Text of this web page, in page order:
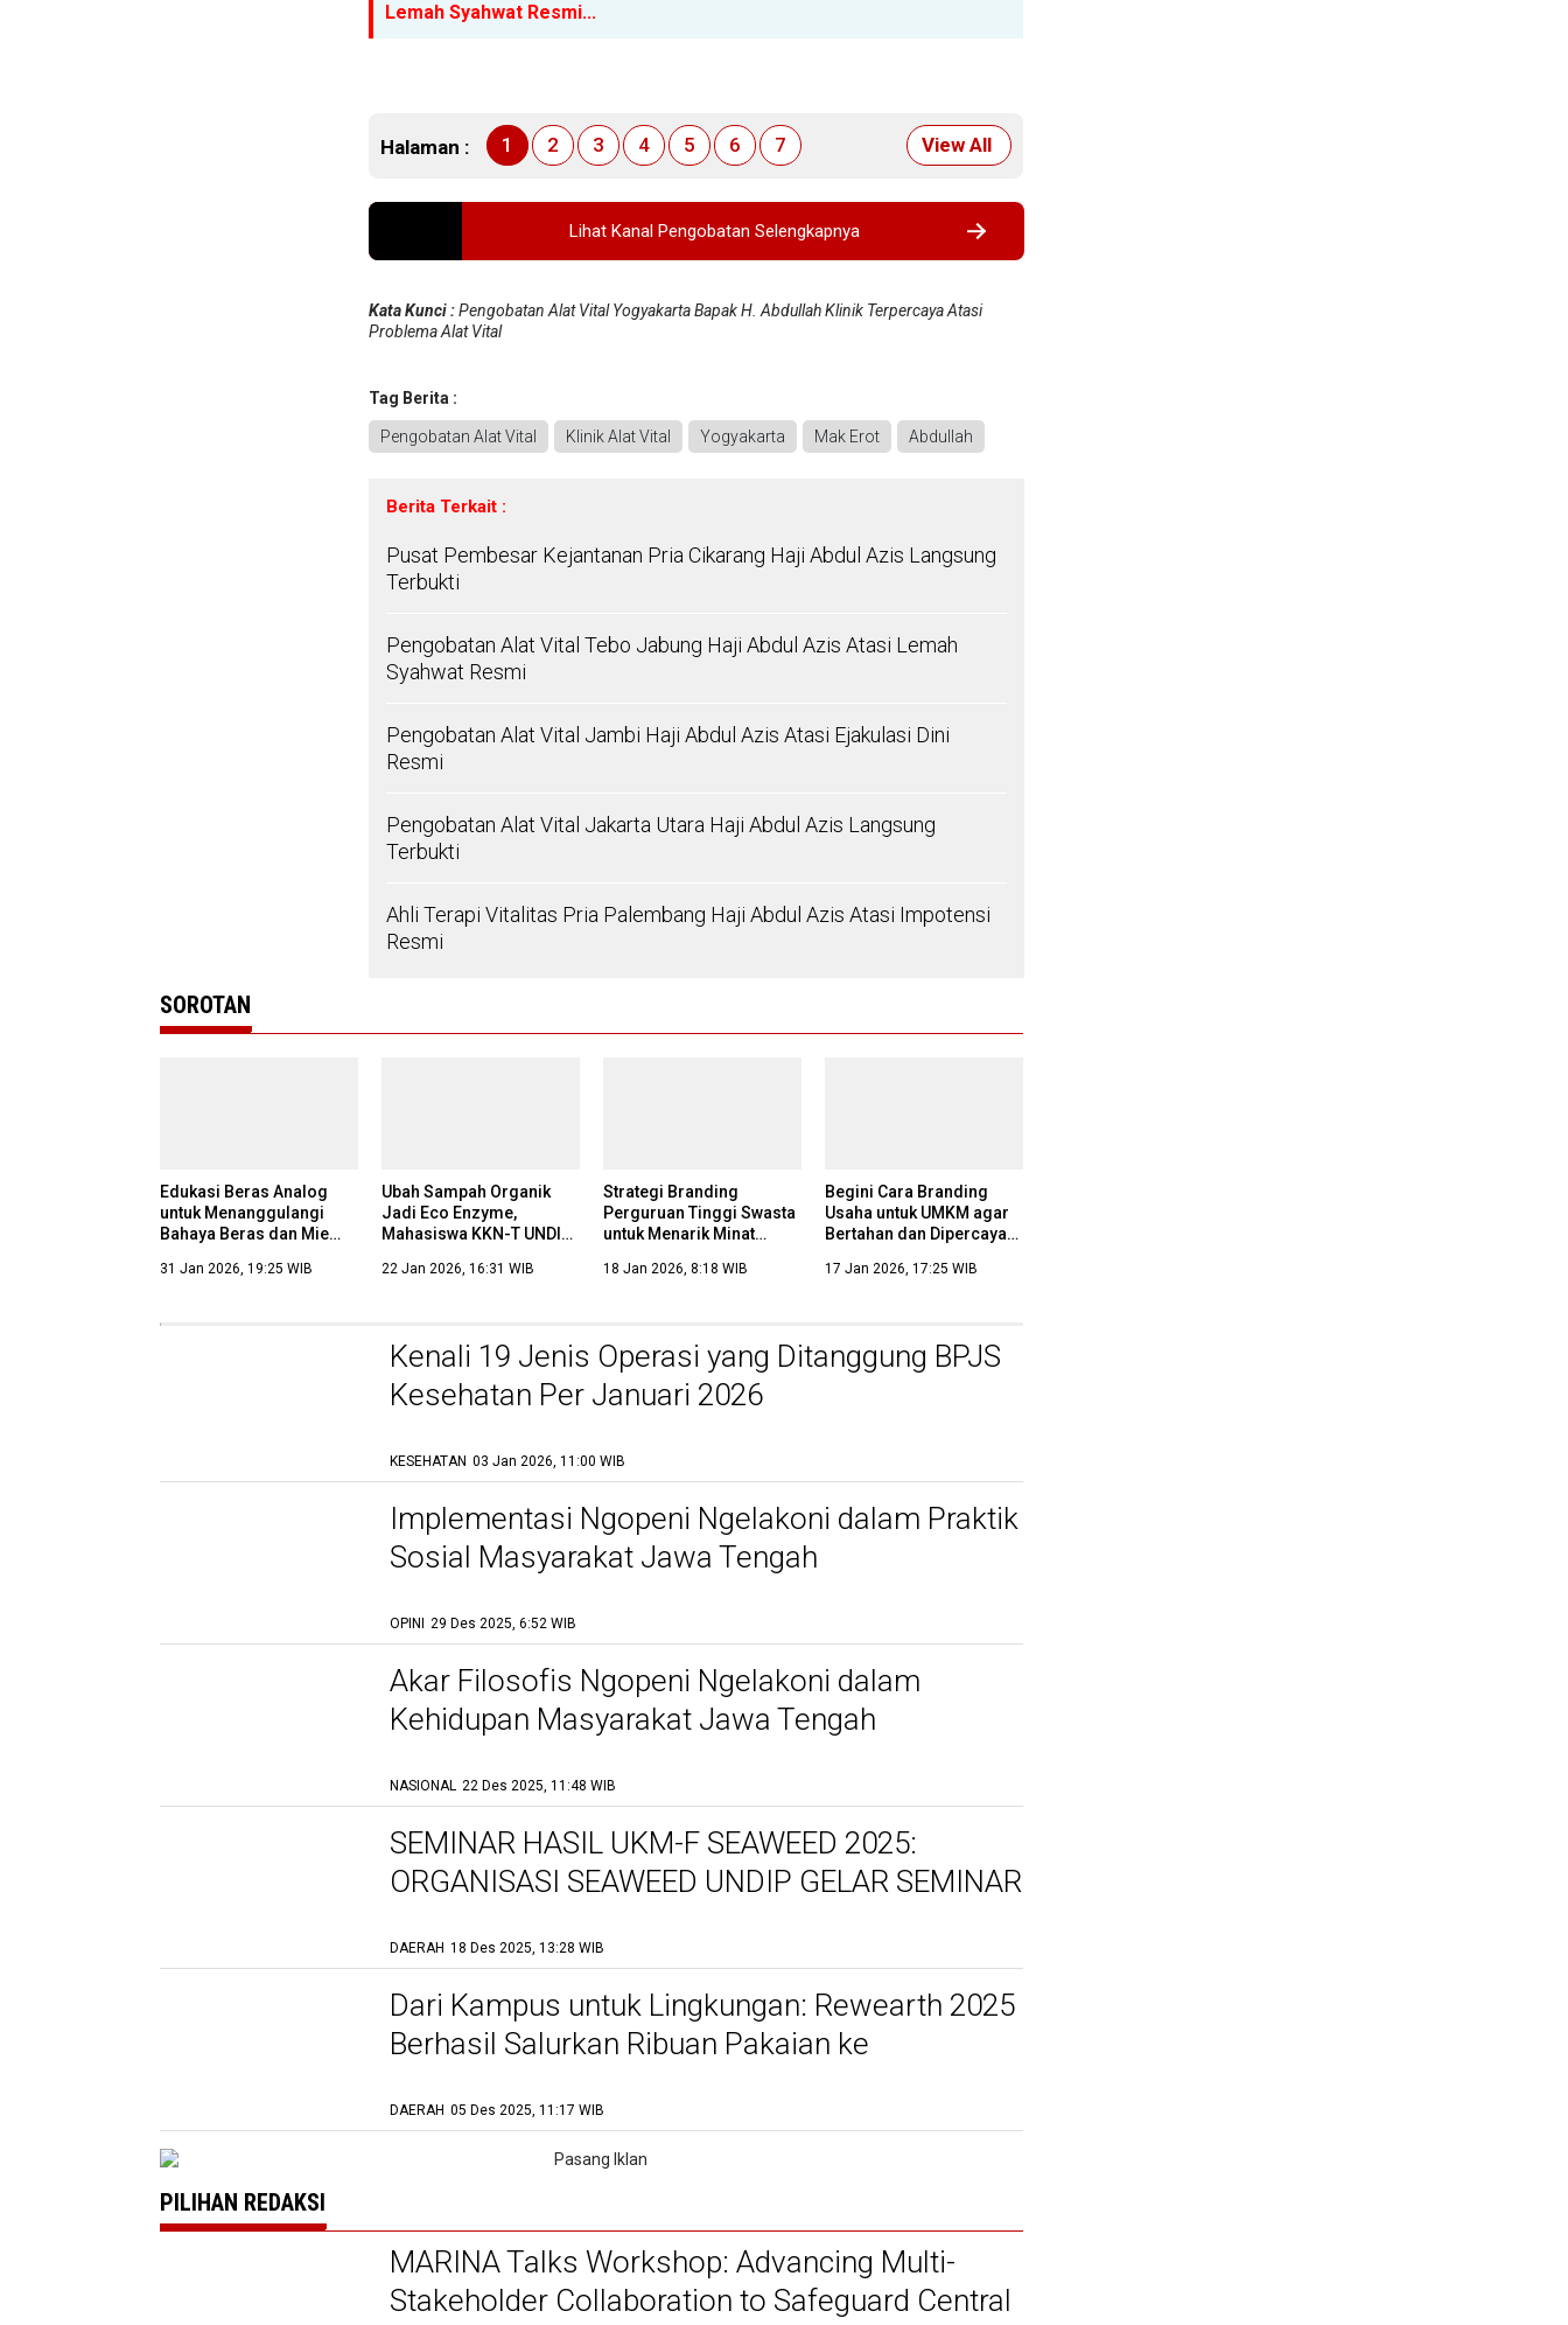
Lemah Syahwat Resmi...
Halaman : 1 2 3 4 5 6 7 View All
Lihat Kanal Pengobatan Selengkapnya
Kata Kunci :Pengobatan Alat Vital Yogyakarta Bapak H. Abdullah Klinik Terpercaya Atasi
Problema Alat Vital
Tag Berita :
Pengobatan Alat Vital Klinik Alat Vital Yogyakarta Mak Erot Abdullah
Berita Terkait :
Pusat Pembesar Kejantanan Pria Cikarang Haji Abdul Azis Langsung
Terbukti
Pengobatan Alat Vital Tebo Jabung Haji Abdul Azis Atasi Lemah
Syahwat Resmi
Pengobatan Alat Vital Jambi Haji Abdul Azis Atasi Ejakulasi Dini
Resmi
Pengobatan Alat Vital Jakarta Utara Haji Abdul Azis Langsung
Terbukti
Ahli Terapi Vitalitas Pria Palembang Haji Abdul Azis Atasi Impotensi
Resmi
SOROTAN
Edukasi Beras Analog
untuk Menanggulangi
Bahaya Beras dan Mie
Lansia Desa Pugeran
31 Jan 2026, 19:25 WIB
Ubah Sampah Organik
Jadi Eco Enzyme,
Mahasiswa KKN-T UNDIP
Peduli Lingkungan
22 Jan 2026, 16:31 WIB
Strategi Branding
Perguruan Tinggi Swasta
untuk Menarik Minat
18 Jan 2026, 8:18 WIB
Begini Cara Branding
Usaha untuk UMKM agar
Bertahan dan Dipercaya
17 Jan 2026, 17:25 WIB
Kenali 19 Jenis Operasi yang Ditanggung BPJS
Kesehatan Per Januari 2026
KESEHATAN 03 Jan 2026, 11:00 WIB
Implementasi Ngopeni Ngelakoni dalam Praktik
Sosial Masyarakat Jawa Tengah
OPINI 29 Des 2025, 6:52 WIB
Akar Filosofis Ngopeni Ngelakoni dalam
Kehidupan Masyarakat Jawa Tengah
NASIONAL 22 Des 2025, 11:48 WIB
SEMINAR HASIL UKM-F SEAWEED 2025:
ORGANISASI SEAWEED UNDIP GELAR SEMINAR
DAN BUDIDAYA RUMPUT LAUT UNTUK
MENGEMBANGKAN POTENSI PEMANFAATAN
RUMPUT LAUT BERKELANJUTAN
DAERAH 18 Des 2025, 13:28 WIB
Dari Kampus untuk Lingkungan: Rewearth 2025
Berhasil Salurkan Ribuan Pakaian ke
DAERAH 05 Des 2025, 11:17 WIB
PILIHAN REDAKSI
MARINA Talks Workshop: Advancing Multi-
Stakeholder Collaboration to Safeguard Central